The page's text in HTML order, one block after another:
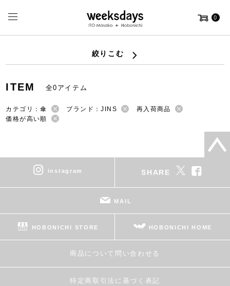
0
絞りこむ
ITEM 全0アイテム
カテゴリ：傘 ブランド：JINS
再入荷商品
価格が高い順
instagram SHARE
MAIL
HOBONICHI STORE HOBONICHI HOME
商品について問い合わせる
特定商取引法に基づく表記